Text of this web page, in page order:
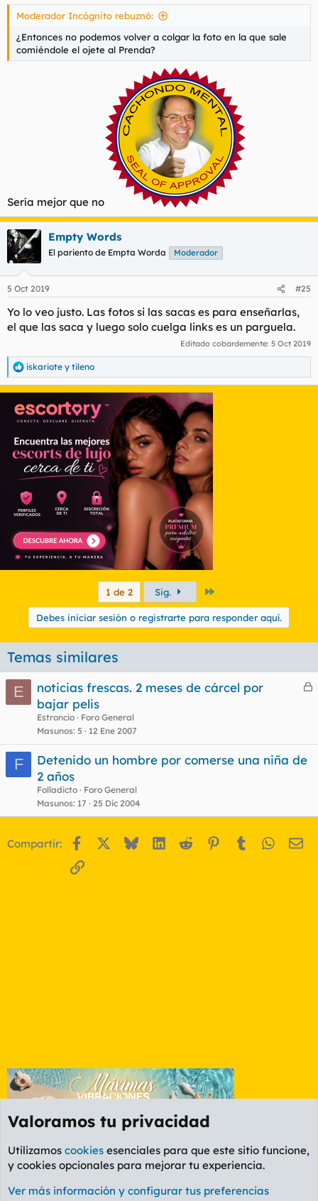
Moderador Incógnito rebuznó:
¿Entonces no podemos volver a colgar la foto en la que sale
comiéndole el ojete al Prenda?
Sería mejor que no
Empty Words
El pariento de Empta Worda Moderador
5 Oct 2019 #25
Yo lo veo justo. Las fotos si las sacas es para enseñarlas,
el que las saca y luego solo cuelga links es un parguela.
Editado cobardemente: 5 Oct 2019
R
e
a
c
c
o
n
e
iskariote y tileno
1 de 2 Sig.
Debes iniciar sesión o registrarte para responder aquí.
Temas similares
E
C
a
noticias frescas. 2 meses de cárcel por
bajar pelis
Estroncio
Foro General
Masunos 5 12 Ene 2007
F
Detenido un hombre por comerse una niña de
2 años
Folladicto
Foro General
Masunos 17 25 Dic 2004
Compartir: Facebook BlueskyLinkedIn
Reddit Pinterest
Tumblr
Enlace
Foro General
Cookies PL OLDSTYLE AMARILLO
Valoramos tu privacidad
Utilizamos cookies esenciales para que este sitio funcione,
y cookies opcionales para mejorar tu experiencia.
Ver más información y configurar tus preferencias